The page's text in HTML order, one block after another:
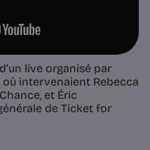
live organisé par
où intervenaient Rebecca
et Éric
de Ticket for